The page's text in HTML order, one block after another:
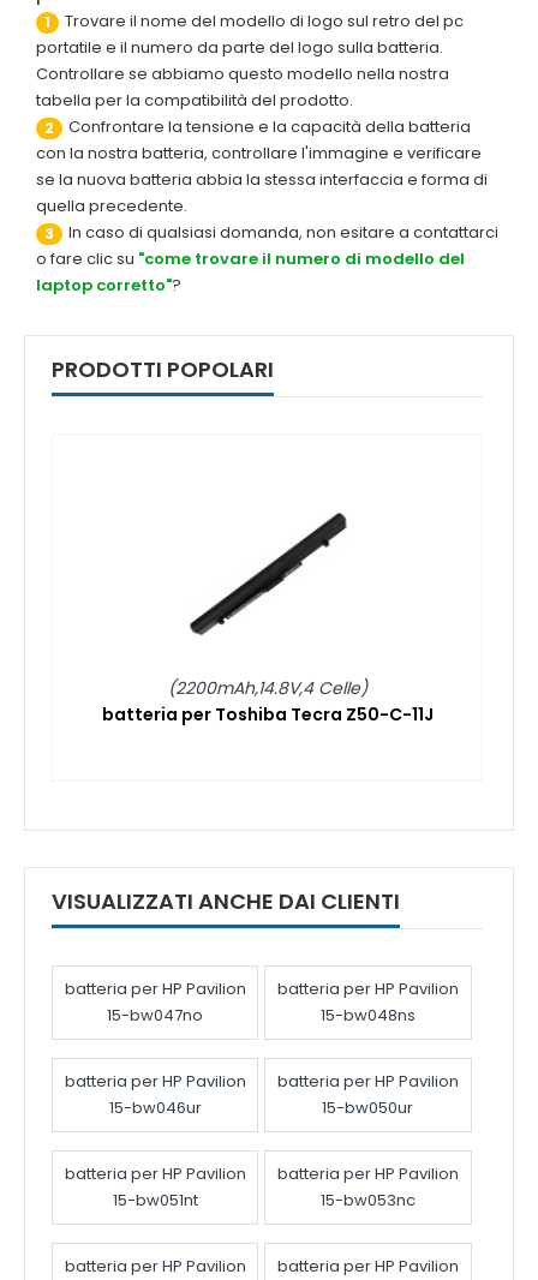
1
Trovare il nome del modello di logo sul retro del pc
portatile e il numero da parte del logo sulla batteria.
Controllare se abbiamo questo modello nella nostra
tabella per la compatibilità del prodotto.
2
Confrontare la tensione e la capacità della batteria
con la nostra batteria, controllare l'immagine e verificare
se la nuova batteria abbia la stessa interfaccia e forma di
quella precedente.
3
In caso di qualsiasi domanda, non esitare a contattarci
o fare clic su "come trovare il numero di modello del
laptop corretto"?
PRODOTTI POPOLARI
(2200mAh,14.8V,4 Celle)
batteria per Toshiba Tecra Z50-C-11J
VISUALIZZATI ANCHE DAI CLIENTI
batteria per HP Pavilion
15-bw047no
batteria per HP Pavilion
15-bw048ns
batteria per HP Pavilion
15-bw046ur
batteria per HP Pavilion
15-bw050ur
batteria per HP Pavilion
15-bw051nt
batteria per HP Pavilion
15-bw053nc
batteria per HP Pavilion
batteria per HP Pavilion